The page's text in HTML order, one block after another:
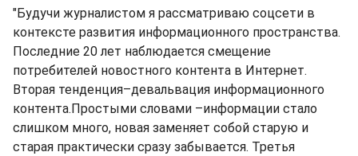
"Будучи журналистом я рассматриваю соцсети в
контексте развития информационного пространства.
Последние 20 лет наблюдается смещение
потребителей новостного контента в Интернет.
Вторая тенденция–девальвация информационного
контента.Простыми словами –информации стало
слишком много, новая заменяет собой старую и
старая практически сразу забывается. Третья